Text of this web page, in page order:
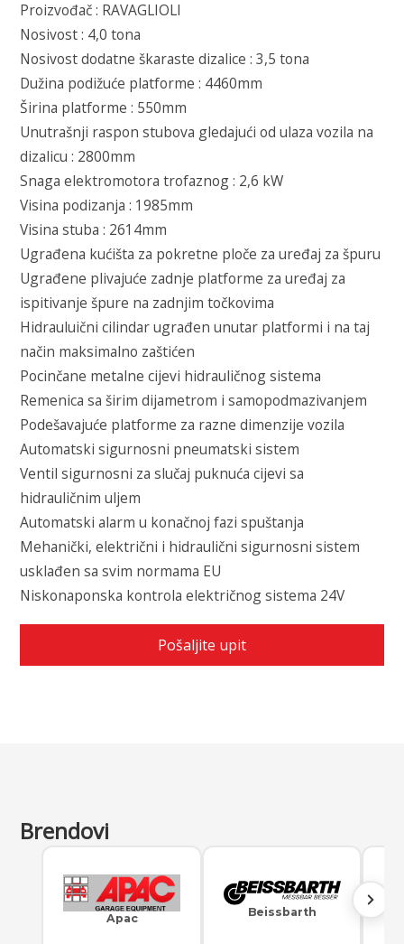
Proizvođač : RAVAGLIOLI
Nosivost : 4,0 tona
Nosivost dodatne škaraste dizalice : 3,5 tona
Dužina podižuće platforme : 4460mm
Širina platforme : 550mm
Unutrašnji raspon stubova gledajući od ulaza vozila na
dizalicu : 2800mm
Snaga elektromotora trofaznog : 2,6 kW
Visina podizanja : 1985mm
Visina stuba : 2614mm
Ugrađena kućišta za pokretne ploče za uređaj za špuru
Ugrađene plivajuće zadnje platforme za uređaj za
ispitivanje špure na zadnjim točkovima
Hidrauluični cilindar ugrađen unutar platformi i na taj
način maksimalno zaštićen
Pocinčane metalne cijevi hidrauličnog sistema
Remenica sa širim dijametrom i samopodmazivanjem
Podešavajuće platforme za razne dimenzije vozila
Automatski sigurnosni pneumatski sistem
Ventil sigurnosni za slučaj puknuća cijevi sa
hidrauličnim uljem
Automatski alarm u konačnoj fazi spuštanja
Mehanički, električni i hidraulični sigurnosni sistem
usklađen sa svim normama EU
Niskonaponska kontrola električnog sistema 24V
Pošaljite upit
Brendovi
Apac Beissbarth